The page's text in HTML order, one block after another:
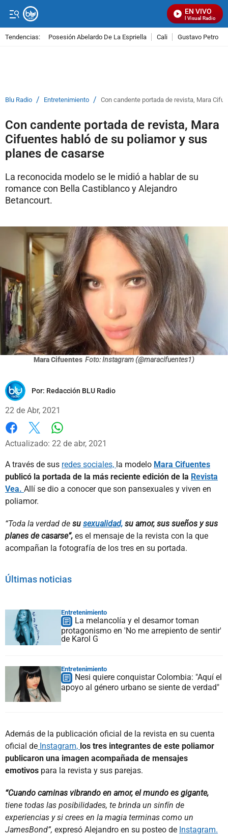
EN VIVO
Señal Visual Radio
Tendencias: Posesión Abelardo De La Espriella Cali Gustavo Petro
Blu Radio / Entretenimiento / Con candente portada de revista, Mara
Con candente portada de revista, Mara
Cifuentes habló de su poliamor y sus
planes de casarse
La reconocida modelo se le midió a hablar de su
romance con Bella Castiblanco y Alejandro
Betancourt.
Mara Cifuentes Foto: Instagram (@maracifuentes1)
Por: Redacción BLU Radio
22 de Abr, 2021
Facebook
X
Actualizado: 22 de abr, 2021
A través de sus redes sociales, la modelo Mara Cifuentes
publicó la portada de la más reciente edición de la Revista
Vea. Allí se dio a conocer que son pansexuales y viven en
poliamor.
“Toda la verdad de su sexualidad, su amor, sus sueños y sus
planes de casarse”, es el mensaje de la revista con la que
acompañan la fotografía de los tres en su portada.
Últimas noticias
Entretenimiento
La melancolía y el desamor toman
protagonismo en 'No me arrepiento de sentir'
de Karol G
Entretenimiento
Nesi quiere conquistar Colombia: "Aquí el
apoyo al género urbano se siente de verdad"
Además de la publicación oficial de la revista en su cuenta
oficial de Instagram, los tres integrantes de este poliamor
publicaron una imagen acompañada de mensajes
emotivos para la revista y sus parejas.
“Cuando caminas vibrando en amor, el mundo es gigante,
tiene todas las posibilidades, te brinda un sinfín de
experiencias y si crees en la magia terminas como un
JamesBond”, expresó Alejandro en su posteo de Instagram.